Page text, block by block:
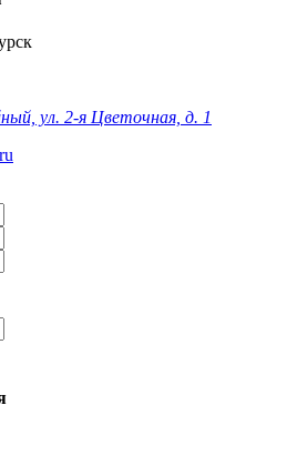
ул. 2-я Цветочная, д. 1